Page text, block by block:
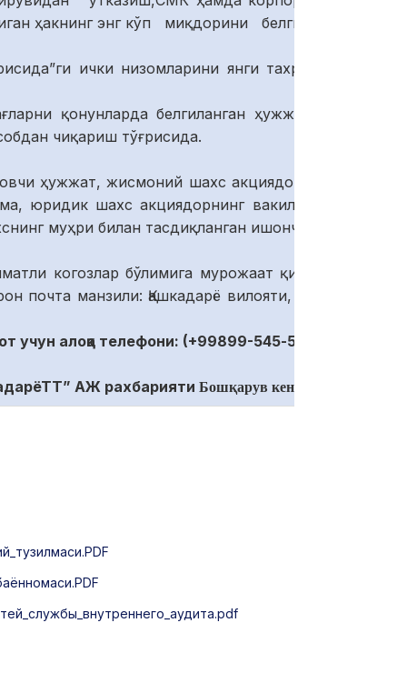
ҳакнинг энг кўп миқдорини белгилаш.
ички низомларини янги тахрирда
қонунларда белгиланган ҳужжатлар
чиқариш тўғрисида.
ҳужжат, жисмоний шахс акциядорнинг
юридик шахс акциядорнинг вакили эса
муҳри билан тасдиқланган ишончнома
когозлар бўлимига мурожаат қилиши
почта манзили: Қашкадарё вилояти, Қарши
учун алоқа телефони: (+99899-545-53
” АЖ рахбарияти Бошқарув кенгаши